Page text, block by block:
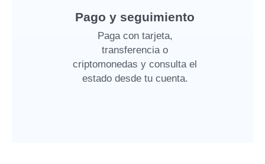
Pago y seguimiento
Paga con tarjeta,
transferencia o
criptomonedas y consulta el
estado desde tu cuenta.